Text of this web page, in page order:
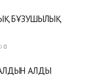
БҰЗУШЫЛЫҚ
0
АЛДЫ